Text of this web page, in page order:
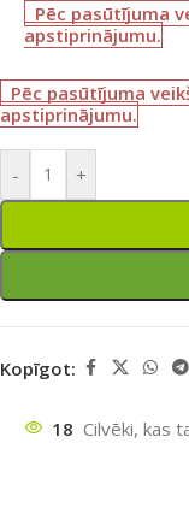
Pēc pasūtījuma
apstiprinājumu.
Pēc pasūtījuma
apstiprinājumu.
- +
Kopīgot:
18 Cilvēki, kas